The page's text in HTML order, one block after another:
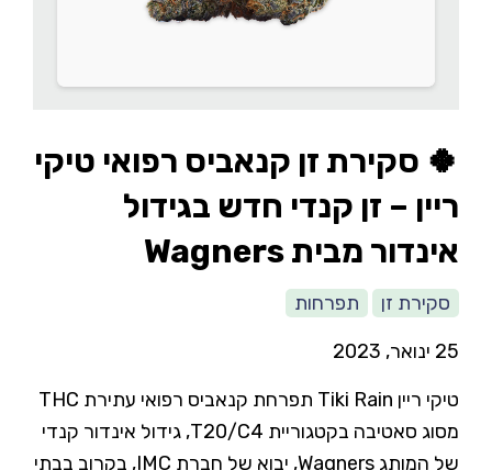
🍀 סקירת זן קנאביס רפואי טיקי
ריין – זן קנדי חדש בגידול
אינדור מבית Wagners
סקירת זן
תפרחות
25 ינואר, 2023
טיקי ריין Tiki Rain תפרחת קנאביס רפואי עתירת THC
מסוג סאטיבה בקטגוריית T20/C4, גידול אינדור קנדי
של המותג Wagners, יבוא של חברת IMC, בקרוב בבתי